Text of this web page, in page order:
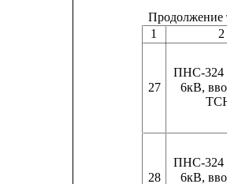
27
ПНС-324
6кВ,
28
ПНС-324
6кВ,
Продолжение
1
2